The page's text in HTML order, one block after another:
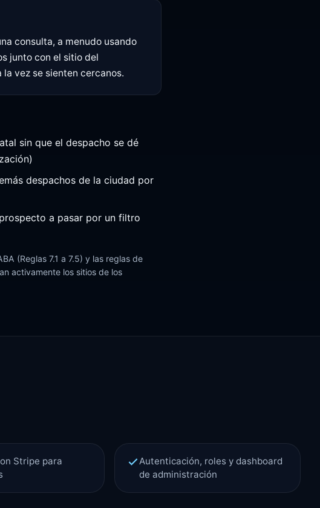
consulta, a menudo usando
junto con el sitio del
vez se sienten cercanos.
sin que el despacho se dé
despachos de la ciudad por
a pasar por un filtro
(Reglas 7.1 a 7.5) y las reglas de
activamente los sitios de los
Stripe para
Autenticación, roles y dashboard
de administración